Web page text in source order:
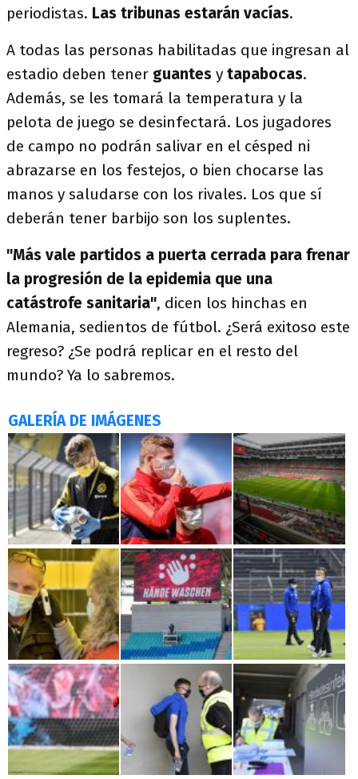
periodistas. Las tribunas estarán vacías.
A todas las personas habilitadas que ingresan al
estadio deben tener guantes y tapabocas.
Además, se les tomará la temperatura y la
pelota de juego se desinfectará. Los jugadores
de campo no podrán salivar en el césped ni
abrazarse en los festejos, o bien chocarse las
manos y saludarse con los rivales. Los que sí
deberán tener barbijo son los suplentes.
"Más vale partidos a puerta cerrada para frenar
la progresión de la epidemia que una
catástrofe sanitaria", dicen los hinchas en
Alemania, sedientos de fútbol. ¿Será exitoso este
regreso? ¿Se podrá replicar en el resto del
mundo? Ya lo sabremos.
GALERÍA DE IMÁGENES